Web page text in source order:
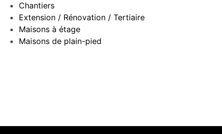
Chantiers
Extension / Rénovation / Tertiaire
Maisons à étage
Maisons de plain-pied